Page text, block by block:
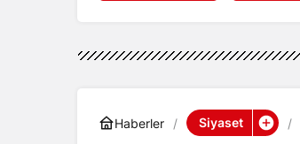
Haberler Siyaset